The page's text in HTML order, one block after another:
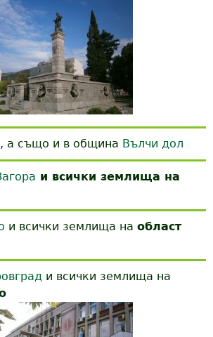
, а също и в община Вълчи дол
и всички землища на
и всички землища на област
и всички землища на